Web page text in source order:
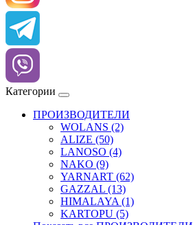
Категории
ПРОИЗВОДИТЕЛИ
WOLANS (2)
ALIZE (50)
LANOSO (4)
NAKO (9)
YARNART (62)
GAZZAL (13)
HIMALAYA (1)
KARTOPU (5)